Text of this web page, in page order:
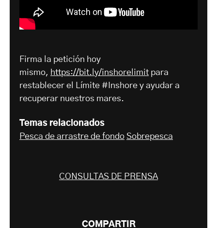
Firma la petición hoy
mismo, https://bit.ly/inshorelimit para
restablecer el Límite #Inshore y ayudar a
recuperar nuestros mares.
Temas relacionados
Pesca de arrastre de fondo Sobrepesca
CONSULTAS DE PRENSA
COMPARTIR